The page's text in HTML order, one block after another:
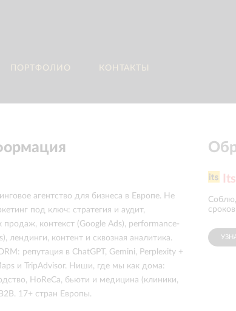
ПОРТФОЛИО КОНТАКТЫ
агентство для бизнеса в Европе. Не
под ключ: стратегия и аудит,
продаж, контекст (Google Ads), performance-
лендинги, контент и сквозная аналитика.
репутация в ChatGPT, Gemini, Perplexity +
и TripAdvisor. Ниши, где мы как дома:
HoReCa, бьюти и медицина (клиники,
17+ стран Европы.
Удовлетворенность
работой: 5.0
сроков